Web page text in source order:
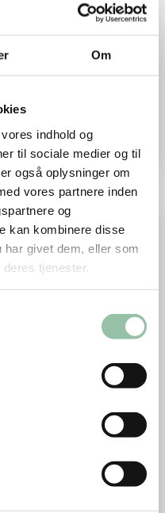
Om
indhold og
til sociale medier og til
også oplysninger om
vores partnere inden
og
kan kombinere disse
har givet dem, eller som
tjenester.
med skinke
Madpakke-hit til
danske ret
brune kartofler,
rødkål og en skøn
og brunede kartofler